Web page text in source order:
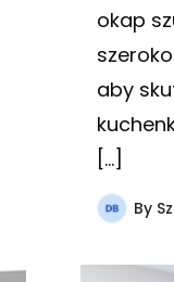
okap
aby
[…]
By